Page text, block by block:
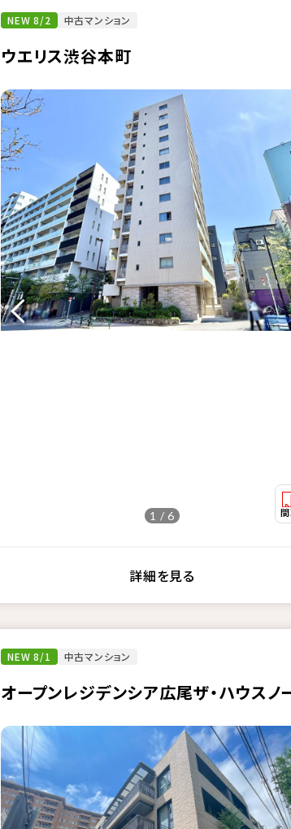
NEW 8/2 中古マンション
ウエリス渋谷本町
1 / 6
詳細を見る
NEW 8/1 中古マンション
オープンレジデンシア広尾ザ・ハウスノ